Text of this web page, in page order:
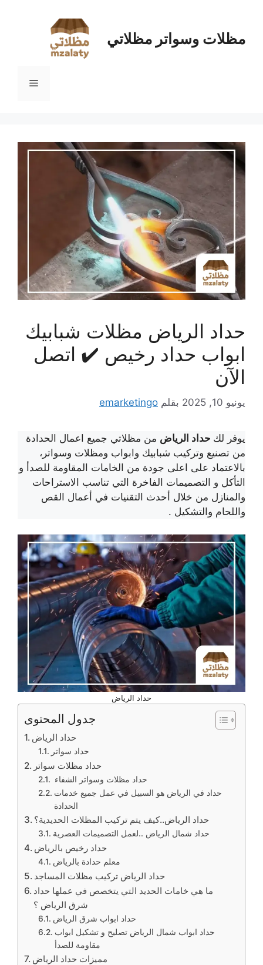
المحتوىمظلات وسواتر مظلاتي
القائمة
حداد الرياض مظلات شبابيك
ابواب حداد رخيص ✔️ اتصل
الآن
يونيو 10, 2025 بقلم emarketingo
يوفر لك حداد الرياض من مظلاتي جميع اعمال الحدادة
من تصنيع وتركيب شبابيك وابواب ومظلات وسواتر،
بالاعتماد على اعلى جودة من الخامات المقاومة للصدأ و
التأكل و التصميمات الفاخرة التي تناسب الاستراحات
والمنازل من خلال أحدث التقنيات في أعمال القص
واللحام والتشكيل .
حداد الرياض
جدول المحتوى
حداد الرياض
حداد سواتر
حداد مظلات سواتر
حداد مظلات وسواتر الشفاء
حداد في الرياض هو السبيل في عمل جميع خدمات
الحدادة
حداد الرياض..كيف يتم تركيب المظلات الحديدية؟
حداد شمال الرياض ..لعمل التصميمات العصرية
حداد رخيص بالرياض
معلم حدادة بالرياض
حداد الرياض تركيب مظلات المساجد
ما هي خامات الحديد التي يتخصص في عملها حداد
شرق الرياض ؟
حداد ابواب شرق الرياض
حداد ابواب شمال الرياض تصليح و تشكيل ابواب
مقاومة للصدأ
مميزات حداد الرياض